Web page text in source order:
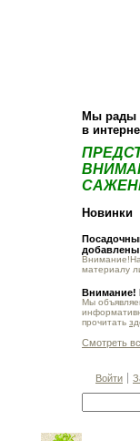
Мы рады
в
Новинки
материалу
Внимание!
Мы
прочитать
Смотреть
Войти